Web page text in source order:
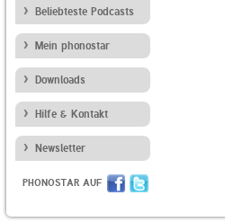
Beliebteste Podcasts
Mein phonostar
Downloads
Hilfe & Kontakt
Newsletter
PHONOSTAR AUF